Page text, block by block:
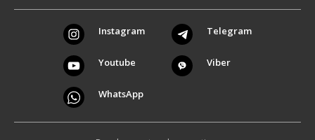
Instagram Telegram
Youtube Viber
WhatsApp